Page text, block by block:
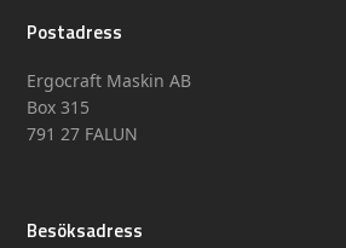
Postadress
Ergocraft Maskin AB
Box 315
791 27 FALUN
Besöksadress